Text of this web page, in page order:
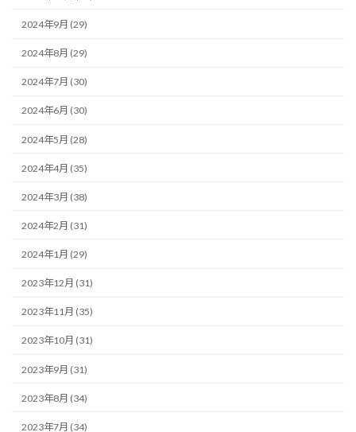
2024年9月 (29)
2024年8月 (29)
2024年7月 (30)
2024年6月 (30)
2024年5月 (28)
2024年4月 (35)
2024年3月 (38)
2024年2月 (31)
2024年1月 (29)
2023年12月 (31)
2023年11月 (35)
2023年10月 (31)
2023年9月 (31)
2023年8月 (34)
2023年7月 (34)